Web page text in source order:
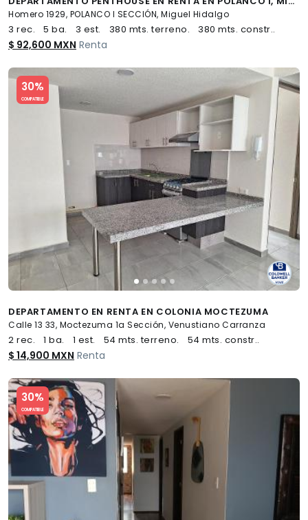
Homero 1929, POLANCO I SECCIÓN, Miguel Hidalgo
3 rec. 5 ba. 3 est. 380 mts. terreno. 380 mts. constr..
$ 92,600 MXN Renta
30%
COMPATIBLE
Slide 1 of 5
DEPARTAMENTO EN RENTA EN COLONIA MOCTEZUMA
Calle 13 33, Moctezuma 1a Sección, Venustiano Carranza
2 rec. 1 ba. 1 est. 54 mts. terreno. 54 mts. constr..
$ 14,900 MXN Renta
30%
COMPATIBLE
Slide 1 of 5